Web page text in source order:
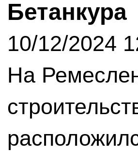
Бетанкура
10/12/2024
На